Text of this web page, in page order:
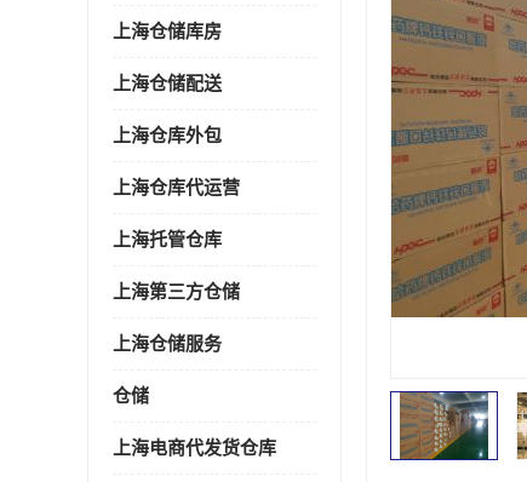
上海仓储库房
上海仓储配送
上海仓库外包
上海仓库代运营
上海托管仓库
上海第三方仓储
上海仓储服务
仓储
上海电商代发货仓库